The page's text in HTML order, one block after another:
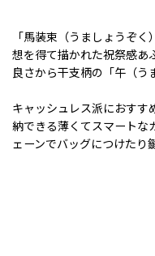
「馬装束（うましょうぞ
想を得て描かれた祝祭感あ
良さから干支柄の「午（う
キャッシュレス派におすす
納できる薄くてスマートな
ェーンでバッグにつけたり